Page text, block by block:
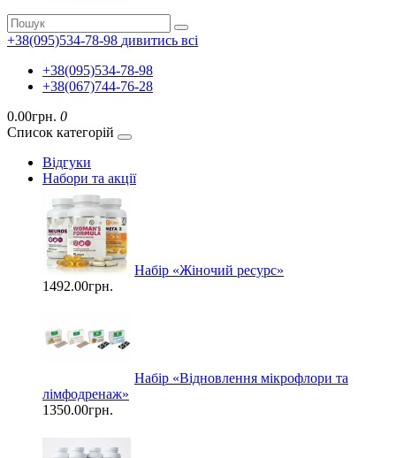
+38(095)534-78-98 дивитись всі
+38(095)534-78-98
+38(067)744-76-28
0.00грн. 0
Список категорій
Відгуки
Набори та акції
Набір «Жіночий ресурс»
1492.00грн.
Набір «Відновлення мікрофлори та
лімфодренаж»
1350.00грн.